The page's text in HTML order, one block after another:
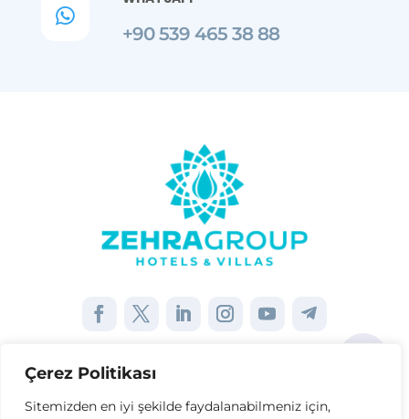
Çerez Politikası
Sitemizden en iyi şekilde faydalanabilmeniz için,

+90 539 465 38 88
Sayfalar